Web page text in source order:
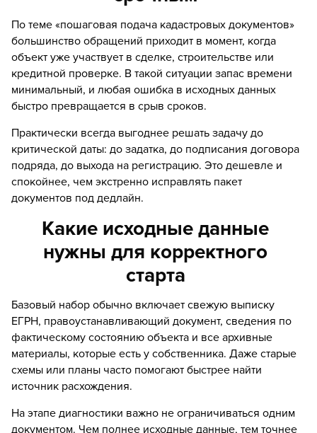
По теме «пошаговая подача кадастровых документов»
большинство обращений приходит в момент, когда
объект уже участвует в сделке, строительстве или
кредитной проверке. В такой ситуации запас времени
минимальный, и любая ошибка в исходных данных
быстро превращается в срыв сроков.
Практически всегда выгоднее решать задачу до
критической даты: до задатка, до подписания договора
подряда, до выхода на регистрацию. Это дешевле и
спокойнее, чем экстренно исправлять пакет
документов под дедлайн.
Какие исходные данные
нужны для корректного
старта
Базовый набор обычно включает свежую выписку
ЕГРН, правоустанавливающий документ, сведения по
фактическому состоянию объекта и все архивные
материалы, которые есть у собственника. Даже старые
схемы или планы часто помогают быстрее найти
источник расхождения.
На этапе диагностики важно не ограничиваться одним
документом. Чем полнее исходные данные, тем точнее